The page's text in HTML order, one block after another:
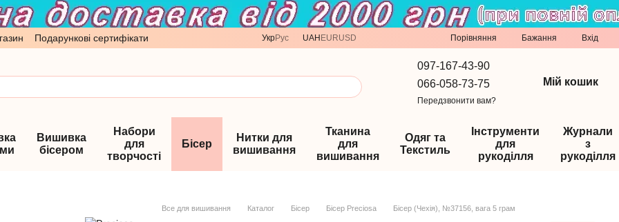
Подарункові сертифікати УкрРус UAH EURUSD Порівняння Бажання Вхід
097-167-43-90
066-058-73-75
Передзвонити вам?
Мій кошик
Вишивка
бісером
Набори
для
творчості
Бісер
Нитки для
вишивання
Тканина
для
вишивання
Одяг та
Текстиль
Інструменти
для
рукоділля
Журнали
з
рукоділля
Все для вишивання Каталог Бісер Бісер Preciosa Бісер (Чехія), №37156, вага 5 грам